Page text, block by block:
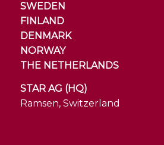
SWEDEN
FINLAND
DENMARK
NORWAY
THE NETHERLANDS
STAR AG (HQ)
Ramsen, Switzerland